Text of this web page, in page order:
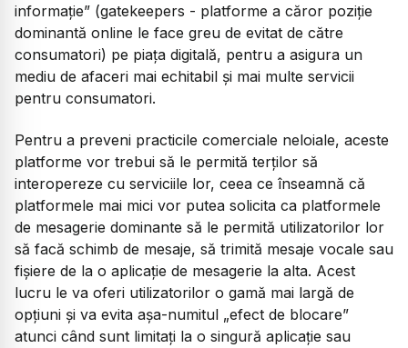
informaţie” (gatekeepers - platforme a căror poziţie
dominantă online le face greu de evitat de către
consumatori) pe piaţa digitală, pentru a asigura un
mediu de afaceri mai echitabil şi mai multe servicii
pentru consumatori.
Pentru a preveni practicile comerciale neloiale, aceste
platforme vor trebui să le permită terţilor să
interopereze cu serviciile lor, ceea ce înseamnă că
platformele mai mici vor putea solicita ca platformele
de mesagerie dominante să le permită utilizatorilor lor
să facă schimb de mesaje, să trimită mesaje vocale sau
fişiere de la o aplicaţie de mesagerie la alta. Acest
lucru le va oferi utilizatorilor o gamă mai largă de
opţiuni şi va evita aşa-numitul „efect de blocare”
atunci când sunt limitaţi la o singură aplicaţie sau